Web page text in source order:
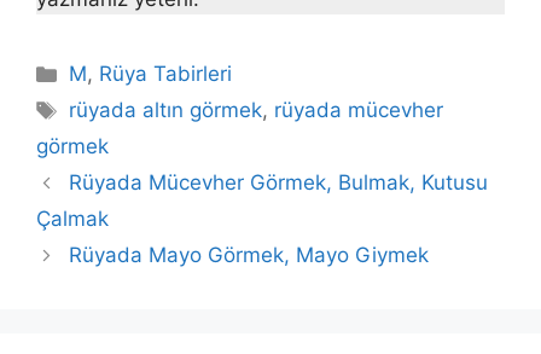
Kategoriler
M, Rüya Tabirleri
Etiketler
rüyada altın görmek, rüyada mücevher
görmek
Rüyada Mücevher Görmek, Bulmak, Kutusu
Çalmak
Rüyada Mayo Görmek, Mayo Giymek